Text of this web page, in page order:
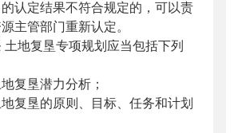
认定结果不符合规定的，可以责
主管部门重新认定。
复垦专项规划应当包括下列
垦潜力分析；
垦的原则、目标、任务和计划